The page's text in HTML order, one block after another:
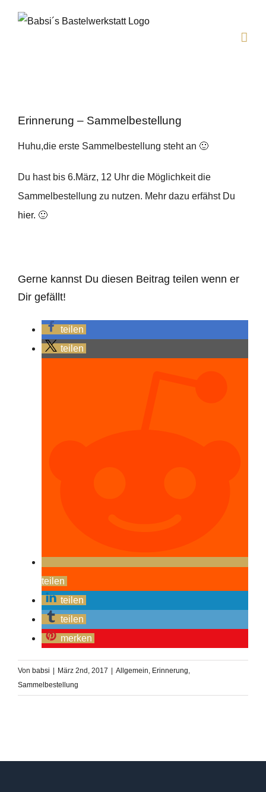
Erinnerung – Sammelbestellung
Huhu,die erste Sammelbestellung steht an 🙂
Du hast bis 6.März, 12 Uhr die Möglichkeit die
Sammelbestellung zu nutzen. Mehr dazu erfähst Du
hier. 🙂
Gerne kannst Du diesen Beitrag teilen wenn er
Dir gefällt!
teilen
teilen
teilen
teilen
teilen
merken
Von babsi | März 2nd, 2017 | Allgemein Erinnerung
Sammelbestellung